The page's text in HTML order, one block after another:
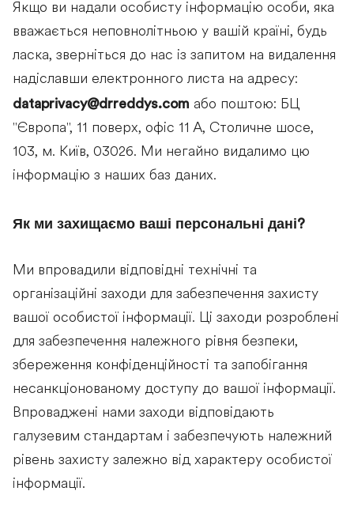
Якщо ви надали особисту інформацію особи, яка
вважається неповнолітньою у вашій країні, будь
ласка, зверніться до нас із запитом на видалення
надіславши електронного листа на адресу:
dataprivacy@drreddys.com або поштою: БЦ
"Європа", 11 поверх, офіс 11 А, Столичне шосе,
103, м. Київ, 03026. Ми негайно видалимо цю
інформацію з наших баз даних.
Як ми захищаємо ваші персональні дані?
Ми впровадили відповідні технічні та
організаційні заходи для забезпечення захисту
вашої особистої інформації. Ці заходи розроблені
для забезпечення належного рівня безпеки,
збереження конфіденційності та запобігання
несанкціонованому доступу до вашої інформації.
Впроваджені нами заходи відповідають
галузевим стандартам і забезпечують належний
рівень захисту залежно від характеру особистої
інформації.